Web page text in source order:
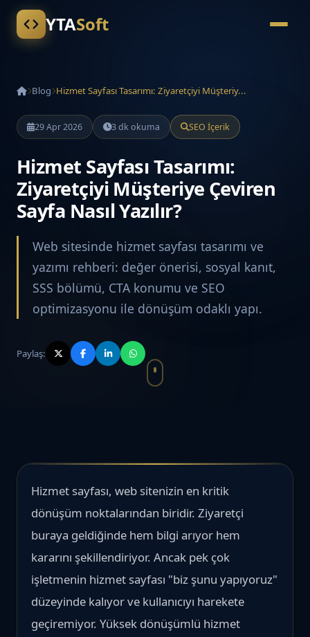
YTASoft
Blog Hizmet Sayfası Tasarımı: Ziyaretçiyi Müşteriy...
29 Apr 2026 3 dk okuma SEO İçerik
Hizmet Sayfası Tasarımı:
Ziyaretçiyi Müşteriye Çeviren
Sayfa Nasıl Yazılır?
Web sitesinde hizmet sayfası tasarımı ve
yazımı rehberi: değer önerisi, sosyal kanıt,
SSS bölümü, CTA konumu ve SEO
optimizasyonu ile dönüşüm odaklı yapı.
Paylaş:
Hizmet sayfası, web sitenizin en kritik
dönüşüm noktalarından biridir. Ziyaretçi
buraya geldiğinde hem bilgi arıyor hem
kararını şekillendiriyor. Ancak pek çok
işletmenin hizmet sayfası "biz şunu yapıyoruz"
düzeyinde kalıyor ve kullanıcıyı harekete
geçiremiyor. Yüksek dönüşümlü hizmet